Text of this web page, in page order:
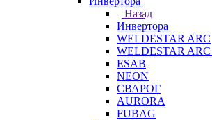
Назад
Инвертора
WELDESTAR ARC
WELDESTAR
ESAB
NEON
СВАРОГ
AURORA
FUBAG